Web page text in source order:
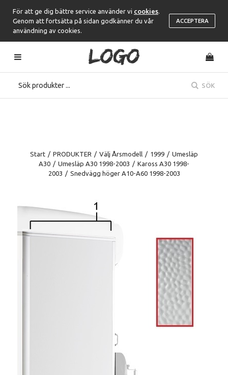
För att ge dig bättre service använder vi cookies
Genom att fortsätta på sidan godkänner du vår
användning av cookies.
ACCEPTERA
SÖK
Start / PRODUKTER / Välj Årsmodell / 1999 / Umesläp
A30 / Umesläp A30 1998-2003 / Kaross A30 1998-
2003 / Snedvägg höger A10-A60 1998-2003